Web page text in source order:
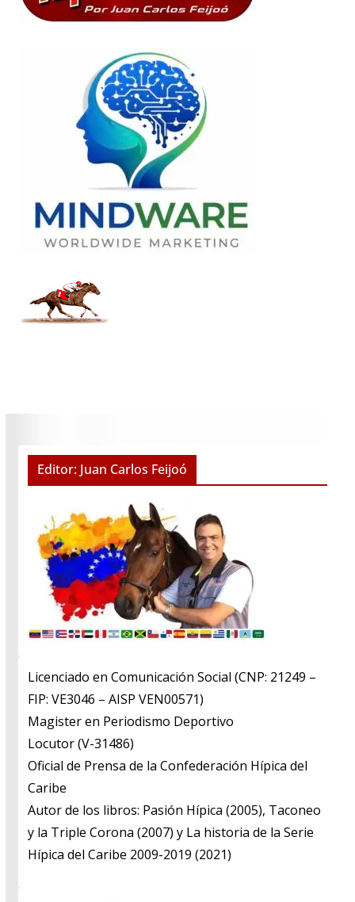
Editor: Juan Carlos Feijoó
Licenciado en Comunicación Social (CNP: 21249 –
FIP: VE3046 – AISP VEN00571)
​Magister en Periodismo Deportivo
​Locutor (V-31486)
​Oficial de Prensa de la Confederación Hípica del
Caribe
​Autor de los libros: Pasión Hípica (2005), Taconeo
y la Triple Corona (2007) y La historia de la Serie
Hípica del Caribe 2009-2019 (2021)